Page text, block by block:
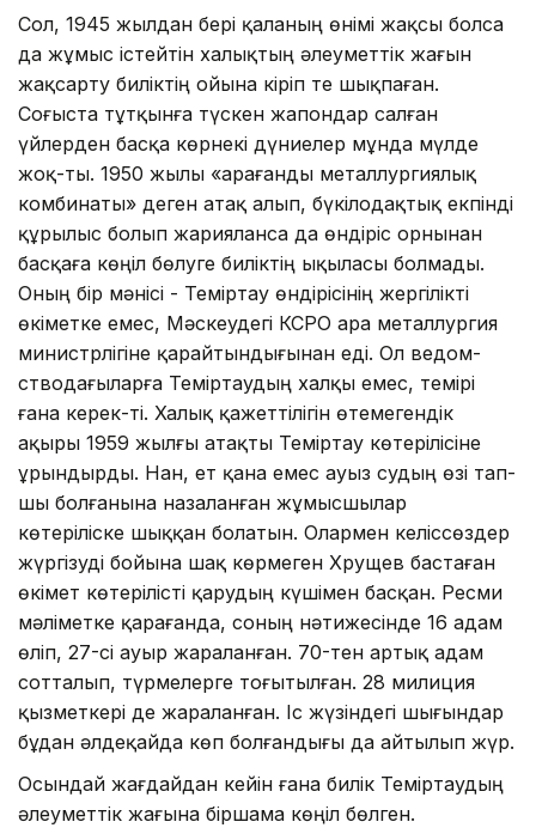
Сол, 1945 жылдан бері қаланың өнімі жақсы болса
да жұмыс іс­тейтін халықтың әлеуметтік жағын
жақсарту биліктің ойына кіріп те шықпаған.
Соғыста тұт­қынға түскен жапондар салған
үйлерден басқа көрнекі дүниелер мұнда мүлде
жоқ-ты. 1950 жылы «Қарағанды металлургиялық
ком­бинаты» деген атақ алып, бү­кілодақтық екпінді
құрылыс болып жарияланса да өндіріс орнынан
басқаға көңіл бөлуге биліктің ықыласы болмады.
Оның бір мәнісі - Теміртау өндірісінің жергілікті
өкіметке емес, Мәскеудегі КСРО Қара металлургия
министрлігіне қарайтындығынан еді. Ол ведом­
стводағыларға Теміртаудың халқы емес, темірі
ғана керек-ті. Халық қажеттілігін өтемегендік
ақыры 1959 жылғы атақты Темір­тау көте­рілісіне
ұрындырды. Нан, ет қана емес ауыз судың өзі тап­
шы болғанына назаланған жұмысшылар
көтеріліске шық­қан болатын. Олармен келіссөз­дер
жүргізуді бойына шақ көр­меген Хрущев бастаған
өкімет көтерілісті қарудың күшімен бас­қан. Ресми
мәліметке қараған­да, соның нәтижесінде 16 адам
өліп, 27-сі ауыр жараланған. 70-тен артық адам
сотталып, түрме­лер­ге тоғытылған. 28 милиция
қызметкері де жараланған. Іс жү­зіндегі шығындар
бұдан әлде­қайда көп болғандығы да айтылып жүр.
Осындай жағдайдан кейін ғана билік Теміртаудың
әлеуметтік жағына біршама көңіл бөлген.